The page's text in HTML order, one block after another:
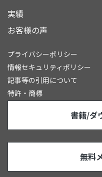
実績
お客様の声
プライバシーポリシー
情報セキュリティポリシー
記事等の引用について
特許・商標
書籍/ダ
無料